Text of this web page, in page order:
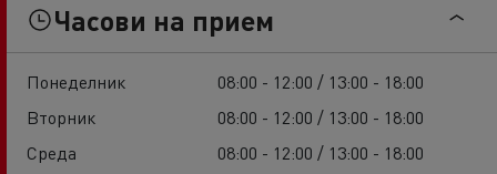
Часови на прием
Понеделник
08:00 - 12:00 / 13:00 - 18:00
Вторник
08:00 - 12:00 / 13:00 - 18:00
Среда
08:00 - 12:00 / 13:00 - 18:00